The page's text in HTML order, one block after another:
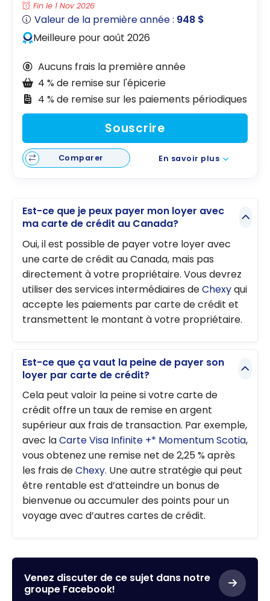
Fin le 1 Nov 2026
Valeur de la première année : 948 $
Meilleure pour août 2026
Aucuns frais la première année
4 % de remise sur l'épicerie
4 % de remise sur les paiements périodiques
Souscrire
Comparer En savoir plus
Est-ce que je peux payer mon loyer avec
ma carte de crédit au Canada?
Oui, il est possible de payer votre loyer avec
une carte de crédit au Canada, mais pas
directement à votre propriétaire. Vous devrez
utiliser des services intermédiaires deChexyqui
accepte les paiements par carte de crédit et
transmettent le montant à votre propriétaire.
Est-ce que ça vaut la peine de payer son
loyer par carte de crédit?
Cela peut valoir la peine si votre carte de
crédit offre un taux de remise en argent
supérieur aux frais de transaction. Par exemple,
avec laCarte Visa Infinite +* Momentum Scotia,
vous obtenez une remise net de 2,25 % après
les frais deChexy. Une autre stratégie qui peut
être rentable est d’atteindre un bonus de
bienvenue ou accumuler des points pour un
voyage avec d’autres cartes de crédit.
Venez discuter de ce sujet dans notre
groupe Facebook!